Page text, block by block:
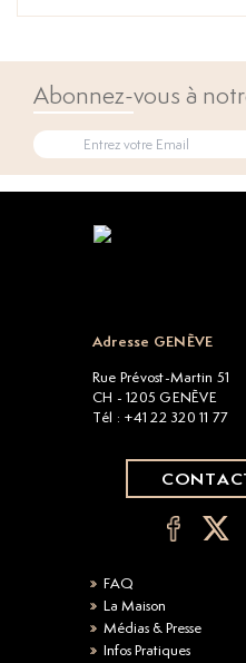
Abonnez-vous à
Adresse GENÈVE
Rue Prévost-Martin 51
CH - 1205 GENÈVE
Tél : +41 22 320 11 77
FAQ
La Maison
Médias & Presse
Infos Pratiques